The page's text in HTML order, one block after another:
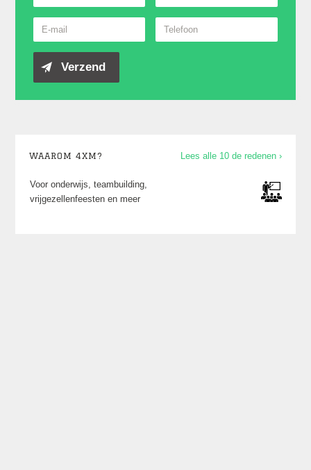
Lees alle 10 de redenen ›
WAAROM 4XM?
Voor onderwijs, teambuilding,
vrijgezellenfeesten en meer